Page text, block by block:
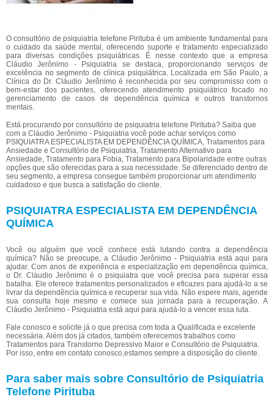
O consultório de psiquiatria telefone Pirituba é um ambiente fundamental para
o cuidado da saúde mental, oferecendo suporte e tratamento especializado
para diversas condições psiquiátricas. É nesse contexto que a empresa
Cláudio Jerônimo - Psiquiatria se destaca, proporcionando serviços de
excelência no segmento de clínica psiquiátrica. Localizada em São Paulo, a
Clínica do Dr. Cláudio Jerônimo é reconhecida por seu compromisso com o
bem-estar dos pacientes, oferecendo atendimento psiquiátrico focado no
gerenciamento de casos de dependência química e outros transtornos
mentais.
Está procurando por consultório de psiquiatria telefone Pirituba? Saiba que
com a Cláudio Jerônimo - Psiquiatria você pode achar serviços como
PSIQUIATRA ESPECIALISTA EM DEPENDÊNCIA QUÍMICA, Tratamentos para
Ansiedade e Consultório de Psiquiatria, Tratamento Alternativo para
Ansiedade, Tratamento para Fobia, Tratamento para Bipolaridade entre outras
opções que são oferecidas para a sua necessidade. Se diferenciado dentro de
seu segmento, a empresa consegue também proporcionar um atendimento
cuidadoso e que busca a satisfação do cliente.
PSIQUIATRA ESPECIALISTA EM DEPENDÊNCIA
QUÍMICA
Você ou alguém que você conhece está lutando contra a dependência
química? Não se preocupe, a Cláudio Jerônimo - Psiquiatria está aqui para
ajudar. Com anos de experiência e especialização em dependência química,
o Dr. Cláudio Jerônimo é o psiquiatra que você precisa para superar essa
batalha. Ele oferece tratamentos personalizados e eficazes para ajudá-lo a se
livrar da dependência química e recuperar sua vida. Não espere mais, agende
sua consulta hoje mesmo e comece sua jornada para a recuperação. A
Cláudio Jerônimo - Psiquiatria está aqui para ajudá-lo a vencer essa luta.
Fale conosco e solicite já o que precisa com toda a Qualificada e excelente
necessária. Além dos já citados, também oferecemos trabalhos como
Tratamentos para Transtorno Depressivo Maior e Consultório de Psiquiatria.
Por isso, entre em contato conosco,estamos sempre a disposição do cliente.
Para saber mais sobre Consultório de Psiquiatria
Telefone Pirituba